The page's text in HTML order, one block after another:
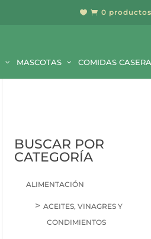
  0 productos
MASCOTAS COMIDAS
BUSCAR POR
CATEGORÍA
ALIMENTACIÓN
ACEITES, VINAGRES Y
CONDIMIENTOS